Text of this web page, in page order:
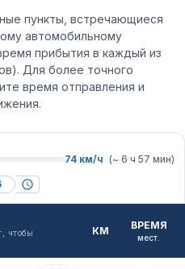
пункты, встречающиеся
автомобильному
прибытия в каждый из
Для более точного
время отправления и
74 км/ч (~ 6 ч 57 мин)
чтобы
КМ ВРЕМЯ
мест.